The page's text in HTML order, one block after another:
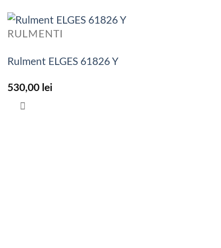
RULMENTI
Rulment ELGES 61826 Y
530,00 lei